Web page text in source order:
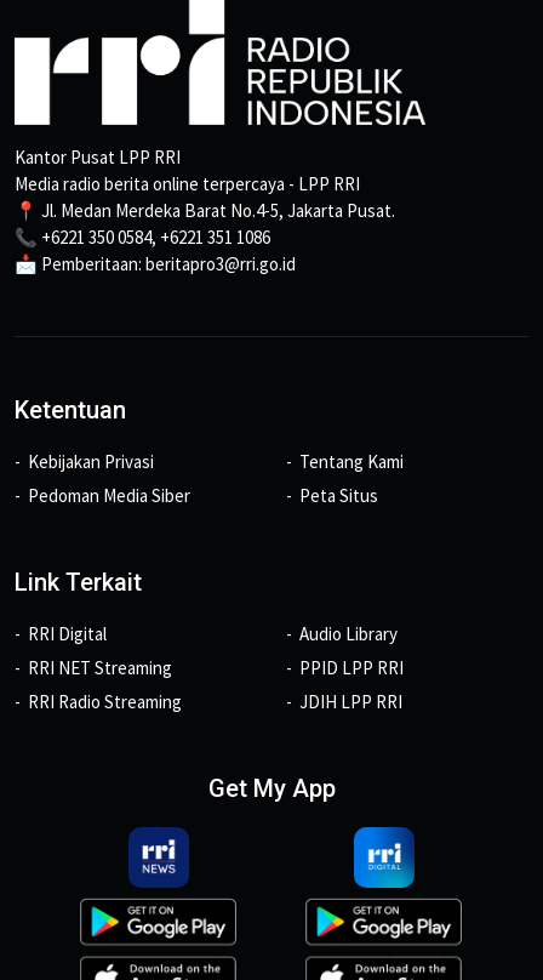
Kantor Pusat LPP RRI
Media radio berita online terpercaya - LPP RRI
📍 Jl. Medan Merdeka Barat No.4-5, Jakarta Pusat.
📞 +6221 350 0584, +6221 351 1086
📩 Pemberitaan: beritapro3@rri.go.id
Ketentuan
Kebijakan Privasi
Pedoman Media Siber
Tentang Kami
Peta Situs
Link Terkait
RRI Digital
RRI NET Streaming
RRI Radio Streaming
Audio Library
PPID LPP RRI
JDIH LPP RRI
Get My App